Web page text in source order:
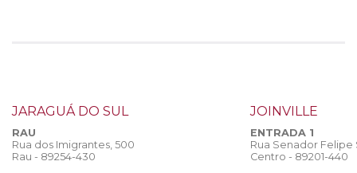
JARAGUÁ DO SUL
RAU
Rua dos Imigrantes, 500
Rau - 89254-430
JOINVILLE
ENTRADA 1
Rua Senador
Centro - 89201-440